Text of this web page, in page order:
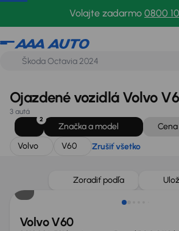
Volajte zadarmo 0800
Volvo
Ojazdené vozidlá Volvo
3 autá
2
Značka a model Cena
Volvo
V60 Zrušiť všetko
Zoradiť podľa
Volvo V60